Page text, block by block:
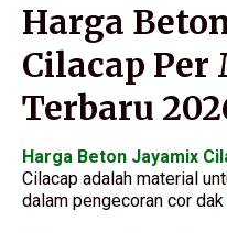
Harga
Cilacap Per
Terbaru
Harga Beton Jayamix
Cilacap adalah material
dalam pengecoran cor